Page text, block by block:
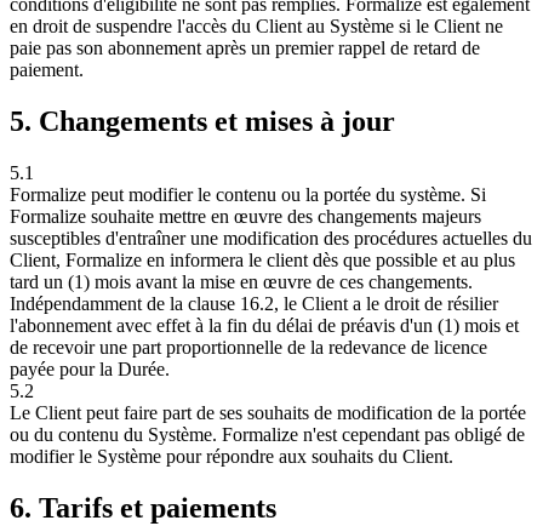
conditions d'éligibilité ne sont pas remplies. Formalize est également
en droit de suspendre l'accès du Client au Système si le Client ne
paie pas son abonnement après un premier rappel de retard de
paiement.
5. Changements et mises à jour
5.1
Formalize peut modifier le contenu ou la portée du système. Si
Formalize souhaite mettre en œuvre des changements majeurs
susceptibles d'entraîner une modification des procédures actuelles du
Client, Formalize en informera le client dès que possible et au plus
tard un (1) mois avant la mise en œuvre de ces changements.
Indépendamment de la clause 16.2, le Client a le droit de résilier
l'abonnement avec effet à la fin du délai de préavis d'un (1) mois et
de recevoir une part proportionnelle de la redevance de licence
payée pour la Durée.
5.2
Le Client peut faire part de ses souhaits de modification de la portée
ou du contenu du Système. Formalize n'est cependant pas obligé de
modifier le Système pour répondre aux souhaits du Client.
6. Tarifs et paiements